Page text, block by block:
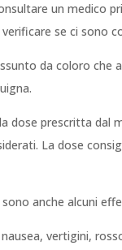
un medico
se ci sono
da coloro
dose prescritta dal
La dose
anche alcuni
vertigini,